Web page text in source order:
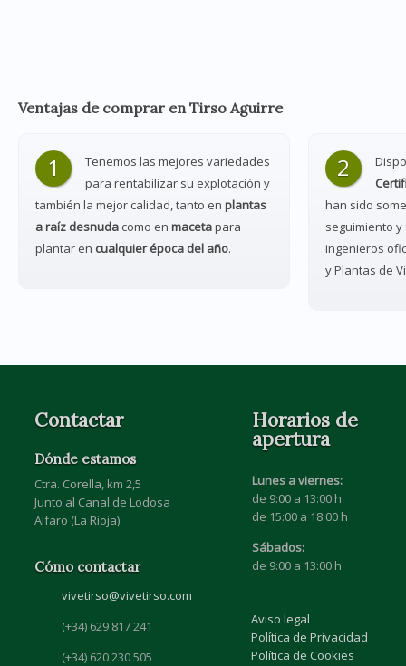
Ventajas de comprar en Tirso Aguirre
1
Tenemos las mejores variedades
para rentabilizar su explotación y
también la mejor calidad, tanto en plantas
a raíz desnuda como en macetapara
plantar en cualquier época del año.
2
han sido
seguimiento
ingenieros
y Plantas de
Contactar
Dónde estamos
Ctra. Corella, km 2,5
Junto al Canal de Lodosa
Alfaro (La Rioja)
Cómo contactar
vivetirso@vivetirso.com
(+34) 629 817 241
(+34) 620 230 505
Horarios de
apertura
Lunes a viernes:
de 9:00 a 13:00 h
de 15:00 a 18:00 h
Sábados:
de 9:00 a 13:00 h
Aviso legal
Política de Privacidad
Política de Cookies